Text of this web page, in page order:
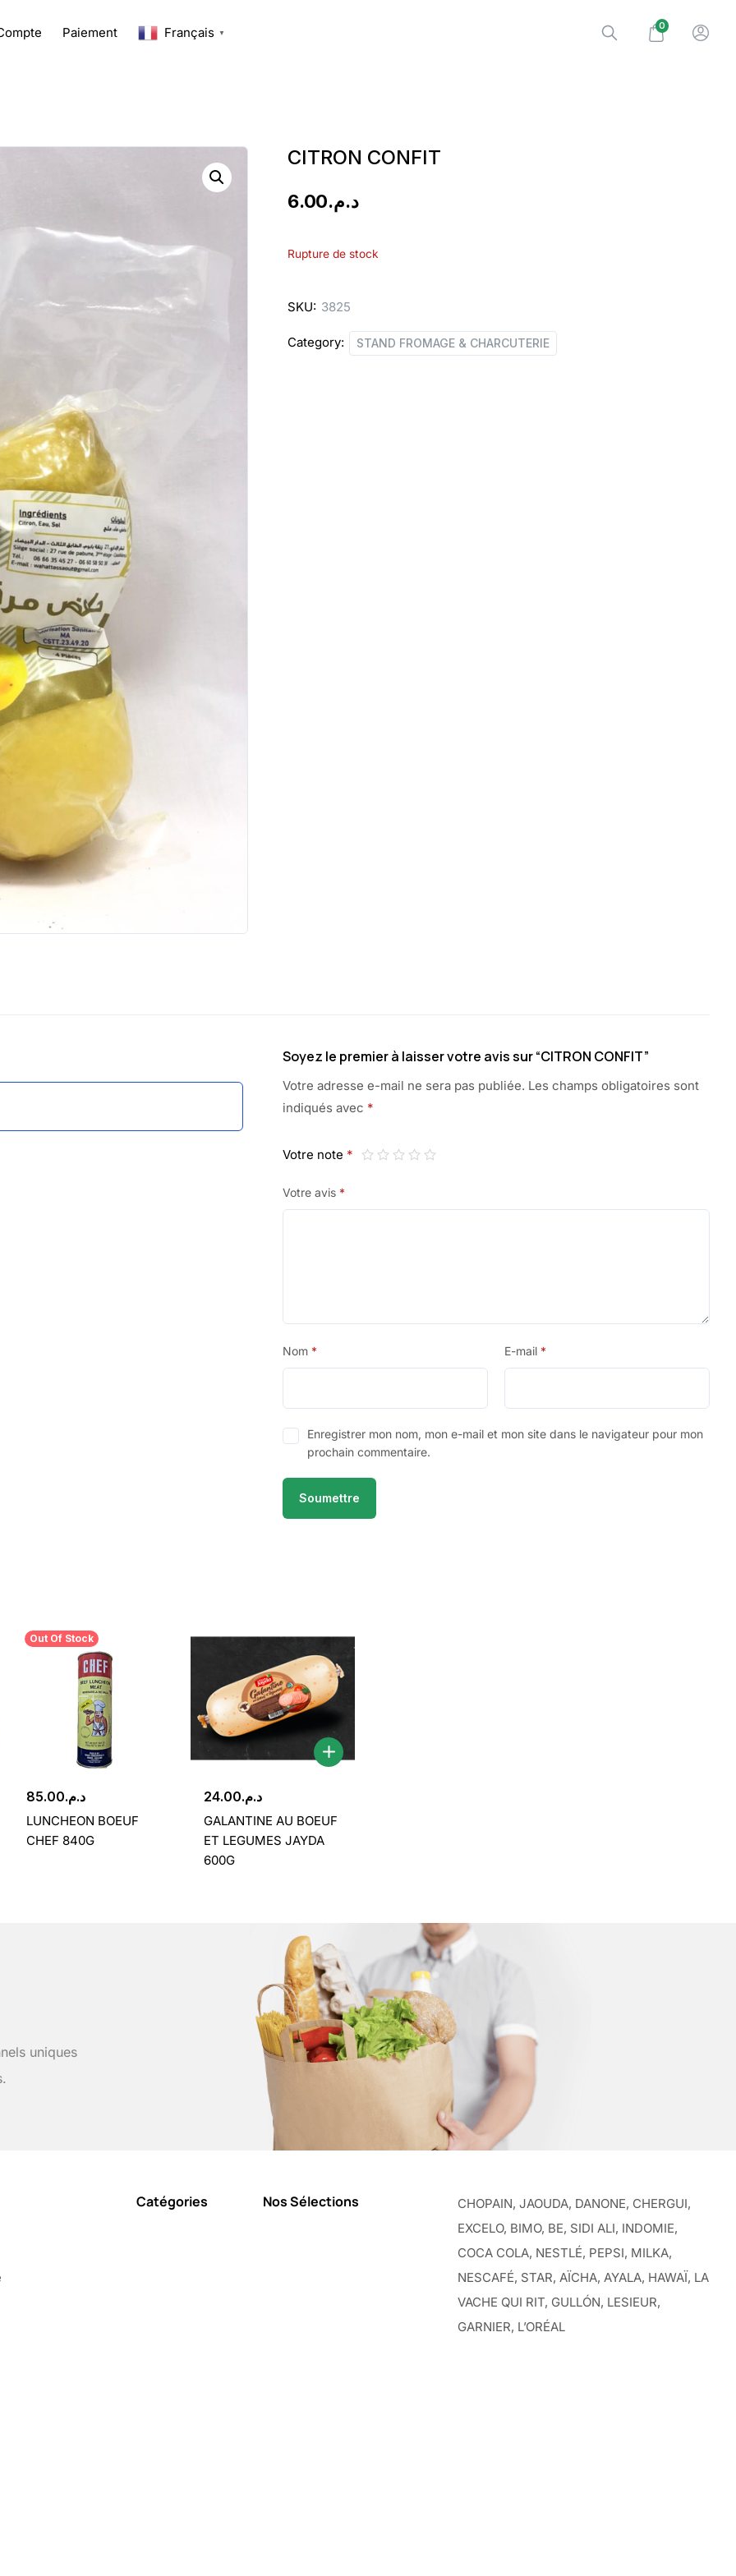
Paiement Français ▼
0
CITRON CONFIT
د.م.6.00
Rupture de stock
SKU: 3825
Category: STAND FROMAGE & CHARCUTERIE
Soyez le premier à laisser votre avis sur “CITRON CONFIT”
Votre adresse e-mail ne sera pas publiée. Les champs obligatoires sont
indiqués avec *
Votre note *
Votre avis *
Nom * E-mail *
Enregistrer mon nom, mon e-mail et mon site dans le navigateur pour mon
prochain commentaire.
Out Of Stock
د.م.85.00
LUNCHEON BOEUF
CHEF 840G
د.م.24.00
GALANTINE AU BOEUF
ET LEGUMES JAYDA
600G
uniques
Catégories Nos Sélections
CHOPAIN, JAOUDA, DANONE, CHERGUI,
EXCELO, BIMO, BE, SIDI ALI, INDOMIE,
COCA COLA, NESTLÉ, PEPSI, MILKA,
NESCAFÉ, STAR, AÏCHA, AYALA, HAWAÏ, LA
VACHE QUI RIT, GULLÓN, LESIEUR,
GARNIER, L’ORÉAL